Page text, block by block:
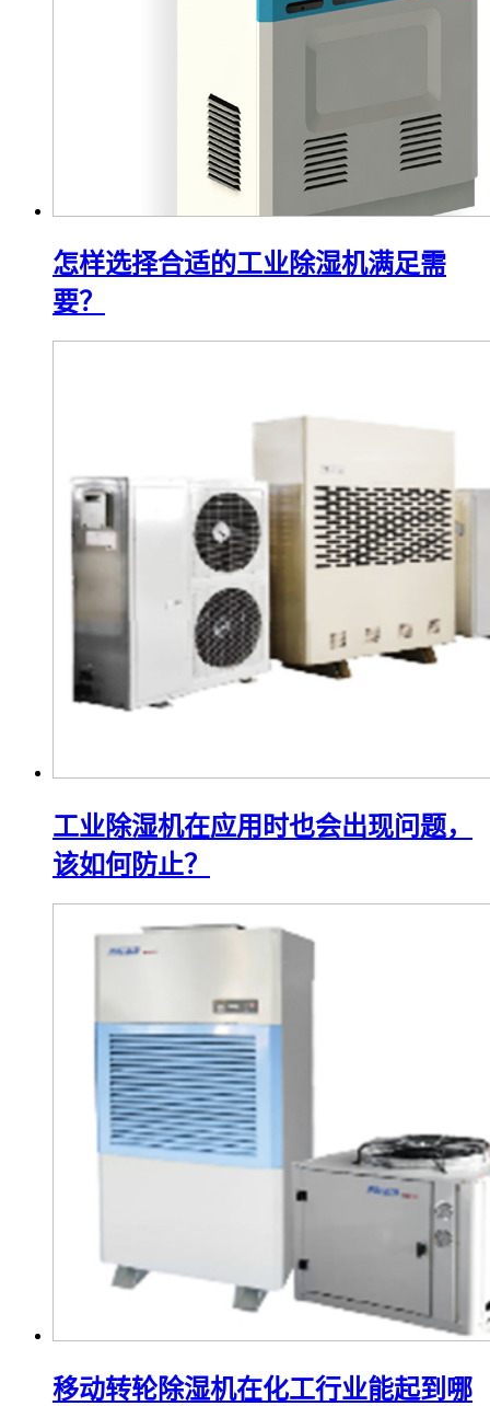
怎样选择合适的工业除湿机满足需
要？
工业除湿机在应用时也会出现问题，
该如何防止？
移动转轮除湿机在化工行业能起到哪